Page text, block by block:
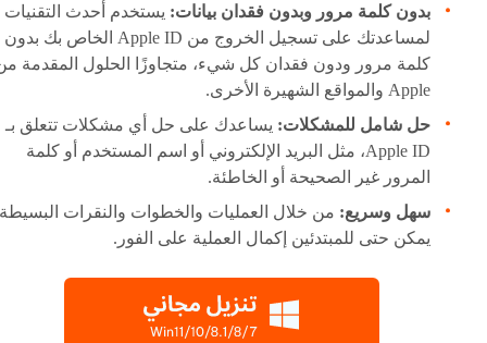
بدون كلمة مرور وبدون فقدان بيانات: يستخدم أحدث التقنيات
لمساعدتك على تسجيل الخروج من Apple ID الخاص بك بدون
كلمة مرور ودون فقدان كل شيء، متجاوزًا الحلول المقدمة
Apple والمواقع الشهيرة الأخرى.
حل شامل للمشكلات: يساعدك على حل أي مشكلات تتعلق بـ
Apple ID، مثل البريد الإلكتروني أو اسم المستخدم أو كلمة
المرور غير الصحيحة أو الخاطئة.
سهل وسريع: من خلال العمليات والخطوات والنقرات
يمكن حتى للمبتدئين إكمال العملية على الفور.